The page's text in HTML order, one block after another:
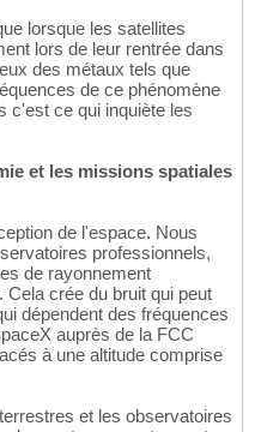
lorsque les satellites
lors de leur rentrée dans
des métaux tels que
de ce phénomène
c'est ce qui inquiète les
et les missions spatiales
de l'espace. Nous
professionnels,
de rayonnement
crée du bruit qui peut
dépendent des fréquences
auprès de la FCC
à une altitude comprise
et les observatoires